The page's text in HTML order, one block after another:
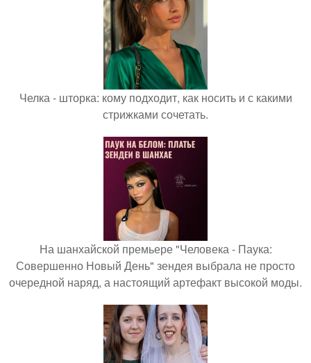
Челка - шторка: кому подходит, как носить и с какими
стрижками сочетать.
На шанхайской премьере "Человека - Паука:
Совершенно Новый День" зендея выбрала не просто
очередной наряд, а настоящий артефакт высокой моды.